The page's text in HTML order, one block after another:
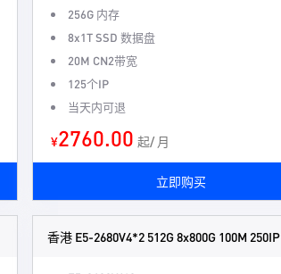
256G 内存
8x1T SSD 数据盘
20M CN2带宽
125个IP
当天内可退
¥2760.00 起/ 月
立即购买
香港 E5-2680V4*2 512G 8x800G 100M 250IP